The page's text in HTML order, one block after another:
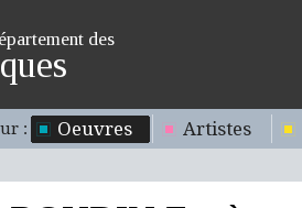
des
: Oeuvres Artistes